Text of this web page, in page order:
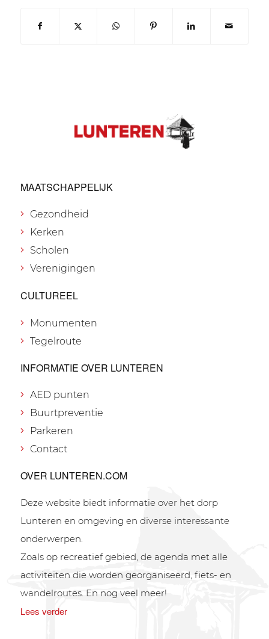
MAATSCHAPPELIJK
Gezondheid
Kerken
Scholen
Verenigingen
CULTUREEL
Monumenten
Tegelroute
INFORMATIE OVER LUNTEREN
AED punten
Buurtpreventie
Parkeren
Contact
OVER LUNTEREN.COM
Deze website biedt informatie over het dorp
Lunteren en omgeving en diverse interessante
onderwerpen.
Zoals op recreatief gebied, de agenda met alle
activiteiten die worden georganiseerd, fiets- en
wandelroutes. En nog veel meer!
Lees verder